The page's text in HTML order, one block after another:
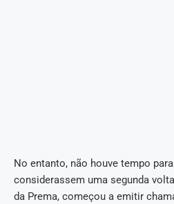
No entanto, não houve tempo
considerassem uma segunda
da Prema, começou a emitir